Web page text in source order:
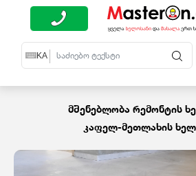
EN KA RU
მშენებლობა რემონტის
კაფელ-მეთლახის